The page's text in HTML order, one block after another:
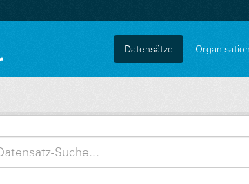
Datensätze